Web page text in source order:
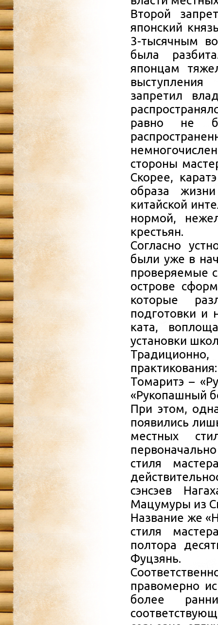
Второй
японский
3-тысячным
была
японцам
запретил
равно не
стороны
Скорее,
образа
китайской
нормой,
крестьян.
Согласно
были уже в
проверяемые
острове
которые
подготовки и
ката,
установки
Томаритэ –
«Рукопашный
При этом,
появились
местных
стиля
сэнсэев
Мацумуры из
Название же
стиля
полтора
Фуцзянь.
правомерно
более